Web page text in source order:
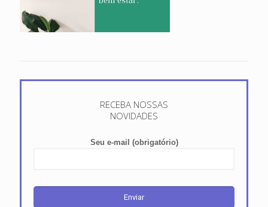
RECEBA NOSSAS
NOVIDADES
Seu e-mail (obrigatório)